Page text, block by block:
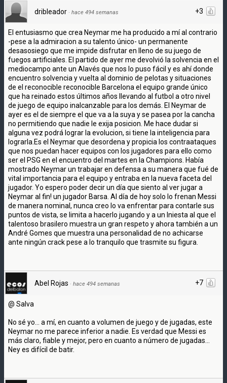
+3
dribleador · hace 494 semanas
El entusiasmo que crea Neymar me ha producido a mí al contrario
-pese a la admiracion a su talento único- un permanente
desasosiego que me impide disfrutar en lleno de su juego de
fuegos artificiales. El partido de ayer me devolvió la solvencia en el
mediocampo ante un Alavés que nos lo puso fácil y es ahí donde
encuentro solvencia y vuelta al dominio de pelotas y situaciones
de el reconocible reconocible Barcelona el equipo grande único
que ha reinado estos últimos años llevando al futbol a otro nivel
de juego de equipo inalcanzable para los demás. El Neymar de
ayer es el de siempre el que va a la suya y se pasea por la cancha
no permitiendo que nadie le exija posicion. Me hace dudar si
alguna vez podrá lograr la evolucion, si tiene la inteligencia para
lograrla.Es el Neymar que desordena y propicia los contraataques
que nos puedan hacer equipos con los jugadores para ello como
ser el PSG en el encuentro del martes en la Champions. Había
mostrado Neymar un trabajar en defensa a su manera que fué de
vital importancia para el equipo y entraba en la nueva faceta del
jugador. Yo espero poder decir un día que siento al ver jugar a
Neymar al fin! un jugador Barsa. Al día de hoy solo lo frenan Messi
de manera nominal, nunca creo lo va enfrentar para contarle sus
puntos de vista, se limita a hacerlo jugando y a un Iniesta al que el
talentoso brasilero muestra un gran respeto y ahora también a un
André Gomes que muestra una personalidad de no achicarse
ante ningún crack pese a lo tranquilo que trasmite su figura.
+7
Abel Rojas · hace 494 semanas
@ Salva
No sé yo... a mí, en cuanto a volumen de juego y de jugadas, este
Neymar no me parece inferior a nadie. Es verdad que Messi es
más claro, fiable y mejor, pero en cuanto a número de jugadas...
Ney es difícil de batir.